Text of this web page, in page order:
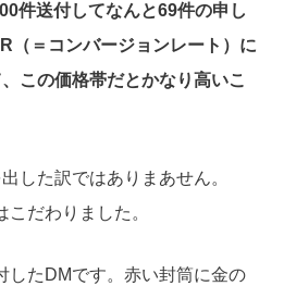
件送付してなんと69件の申し
（＝コンバージョンレート）に
この価格帯だとかなり高いこ
した訳ではありまあせん。
こだわりました。
したDMです。赤い封筒に金の